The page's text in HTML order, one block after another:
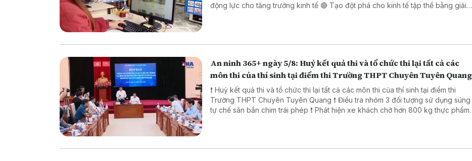
động lực cho tăng trưởng kinh tế 🔴 Tạo đột phá cho kinh tế tập thể bằng giải
An ninh 365+ ngày 5/8: Huỷ kết quả thi và tổ chức thi lại tất cả các
môn thi của thí sinh tại điểm thi Trường THPT Chuyên Tuyên Quang
❗ Huỷ kết quả thi và tổ chức thi lại tất cả các môn thi của thí sinh tại điểm thi
Trường THPT Chuyên Tuyên Quang ❗ Điều tra nhóm 3 đối tượng sử dụng súng
tự chế săn bắn chim trái phép ❗ Phát hiện xe khách chở hơn 800 kg thực phẩm